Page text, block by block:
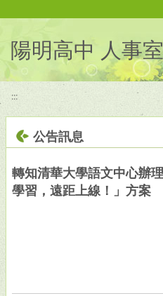
陽明高中 人事室
:::
公告訊息
轉知清華大學語文中心辦
學習，遠距上線！」方案